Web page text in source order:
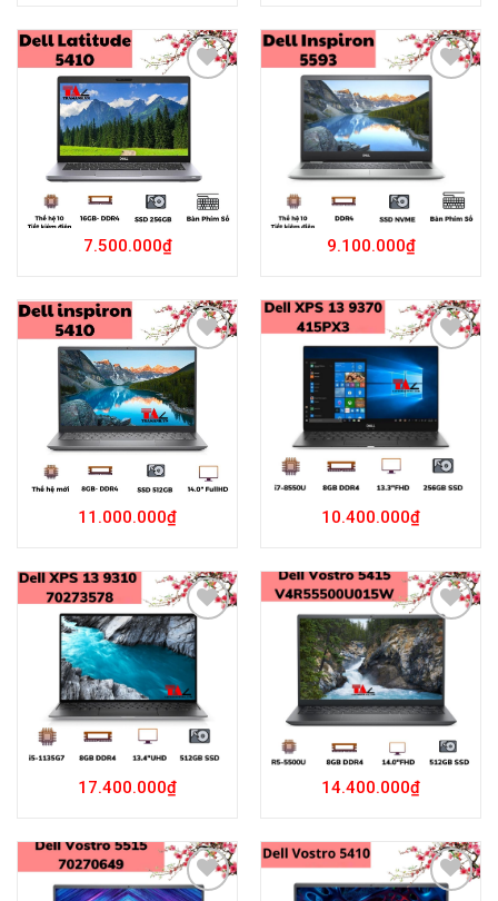
Add to
Wishlist
7.500.000₫
Add to
Wishlist
9.100.000₫
Add to
Wishlist
11.000.000₫
Add to
Wishlist
10.400.000₫
Add to
Wishlist
17.400.000₫
Add to
Wishlist
14.400.000₫